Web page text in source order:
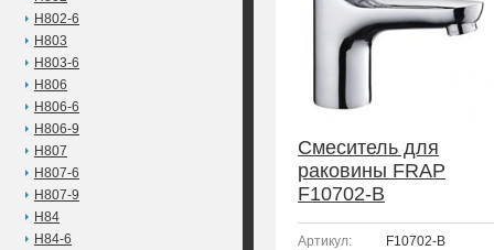
H802-6
H803
H803-6
H806
H806-6
H806-9
H807
H807-6
H807-9
H84
H84-6
Смеситель для
раковины FRAP
F10702-B
Артикул:
F10702-B